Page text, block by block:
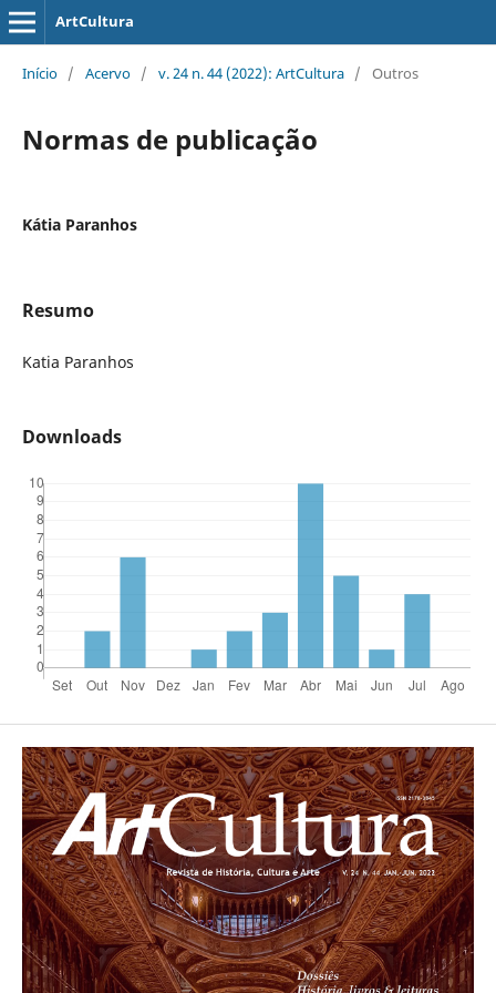
ArtCultura
Início / Acervo / v. 24 n. 44 (2022): ArtCultura / Outros
Normas de publicação
Kátia Paranhos
Resumo
Katia Paranhos
Downloads